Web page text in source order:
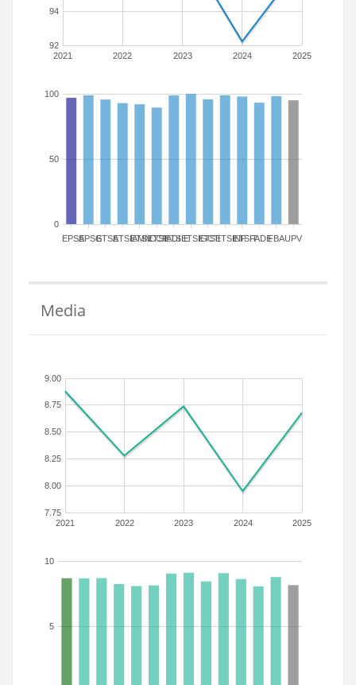
2021 2022 2023 2024 2025
92
94
EPSAEPSGETSAETSIAMN
ETSICCP
ETSIADI
ETSIEETSIGCT
ETSIIETSINFETSITFADEFBAUPV
0
50
100
Media
2021 2022 2023 2024 2025
7.75
8.00
8.25
8.50
8.75
9.00
5
10